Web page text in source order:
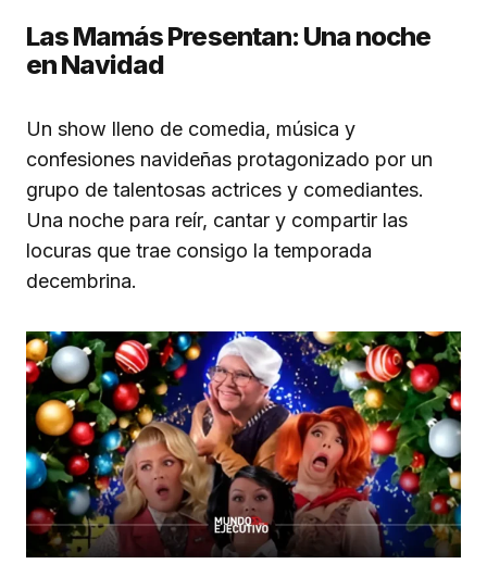
Las Mamás Presentan: Una noche
en Navidad
Un show lleno de comedia, música y
confesiones navideñas protagonizado por un
grupo de talentosas actrices y comediantes.
Una noche para reír, cantar y compartir las
locuras que trae consigo la temporada
decembrina.